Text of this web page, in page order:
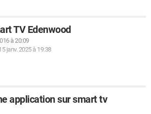
TV Edenwood
à 20:09
janv. 2025 à 19:38
application sur smart tv